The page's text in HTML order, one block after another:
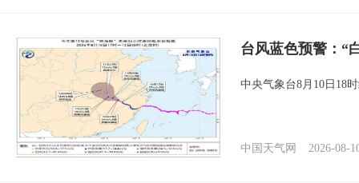
台风蓝色预警：“
中央气象台8月10日18
中国天气网 2026-08-